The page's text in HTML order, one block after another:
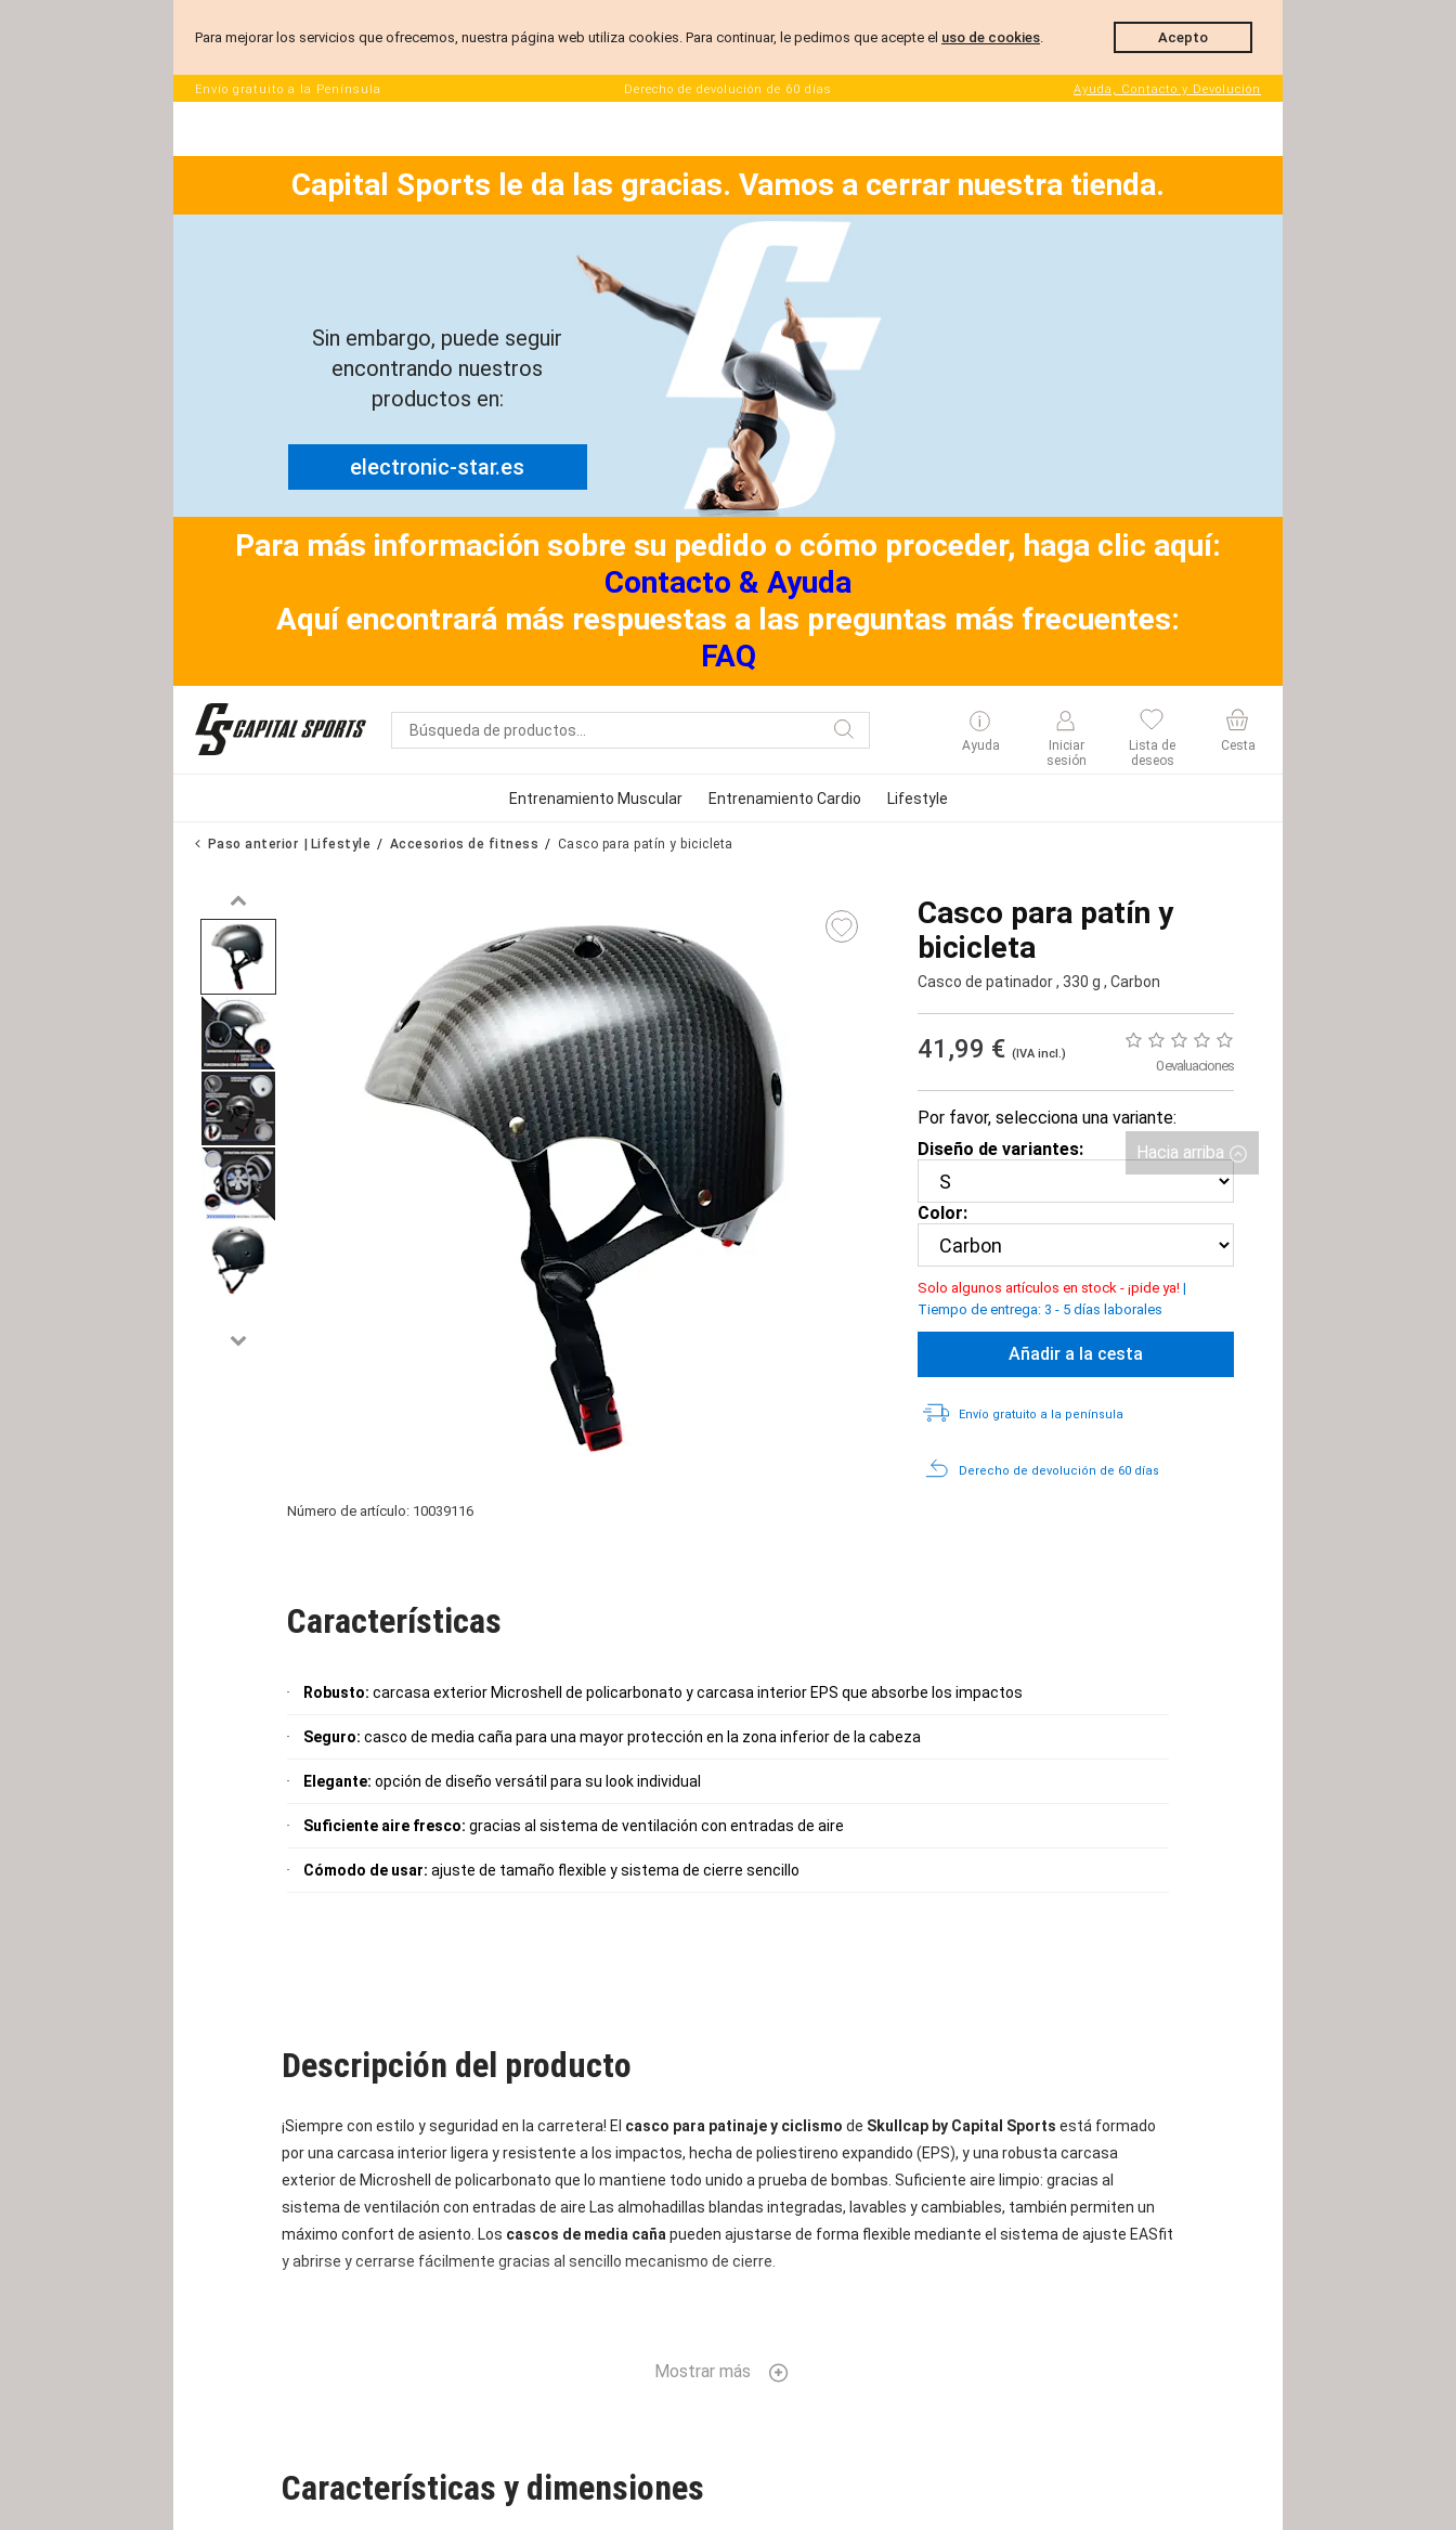
Capital Sports le da las gracias. Vamos a cerrar nuestra tienda.
Sin embargo, puede seguir
encontrando nuestros
productos en:
electronic-star.es
Para más información sobre su pedido o cómo proceder, haga clic aquí:
Contacto & Ayuda
Aquí encontrará más respuestas a las preguntas más frecuentes:
FAQ
Ayuda
Iniciar
sesión
Lista de
deseos
Cesta
Entrenamiento Muscular Entrenamiento Cardio Lifestyle
Paso anterior Lifestyle Accesorios de fitness Casco para patín y bicicleta
Casco para patín y
bicicleta
Casco de patinador, 330 g , Carbon
41,99 € (IVA incl.)
0 evaluaciones
Por favor, selecciona una variante:
Diseño de variantes:
Color:
Solo algunos artículos en stock - ¡pide ya! |
Tiempo de entrega: 3 - 5 días laborales
Añadir a la cesta
Envío gratuito a la península
Derecho de devolución de 60 días
Número de artículo: 10039116
Características
Robusto: carcasa exterior Microshell de policarbonato y carcasa interior EPS que absorbe los impactos
Seguro: casco de media caña para una mayor protección en la zona inferior de la cabeza
Elegante: opción de diseño versátil para su look individual
Suficiente aire fresco: gracias al sistema de ventilación con entradas de aire
Cómodo de usar: ajuste de tamaño flexible y sistema de cierre sencillo
Descripción del producto
¡Siempre con estilo y seguridad en la carretera! El casco para patinaje y ciclismo de Skullcap by Capital Sports está formado
por una carcasa interior ligera y resistente a los impactos, hecha de poliestireno expandido (EPS), y una robusta carcasa
exterior de Microshell de policarbonato que lo mantiene todo unido a prueba de bombas. Suficiente aire limpio: gracias al
sistema de ventilación con entradas de aire Las almohadillas blandas integradas, lavables y cambiables, también permiten un
máximo confort de asiento. Los cascos de media caña pueden ajustarse de forma flexible mediante el sistema de ajuste EASfit
y abrirse y cerrarse fácilmente gracias al sencillo mecanismo de cierre.
Mostrar más
Características y dimensiones
Envío gratuito a la Península Derecho de devolución de 60 días Ayuda, Contacto y Devolución
Para mejorar los servicios que ofrecemos, nuestra página web utiliza cookies. Para continuar, le pedimos que acepte el uso de cookies. Acepto
Hacia arriba